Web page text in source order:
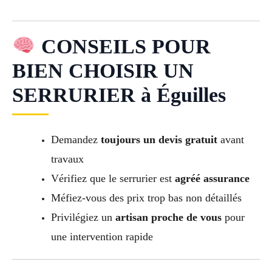
CONSEILS POUR
BIEN CHOISIR UN
SERRURIER à Éguilles
Demandez toujours un devis gratuitavant
travaux
Vérifiez que le serrurier est agréé assurance
Méfiez-vous des prix trop bas non détaillés
Privilégiez un artisan proche de vouspour
une intervention rapide